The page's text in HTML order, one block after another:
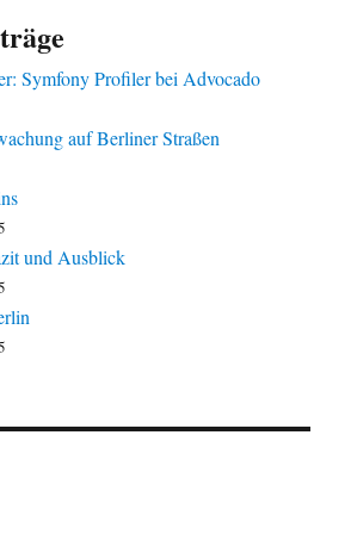
Symfony Profiler bei Advocado
auf Berliner Straßen
und Ausblick